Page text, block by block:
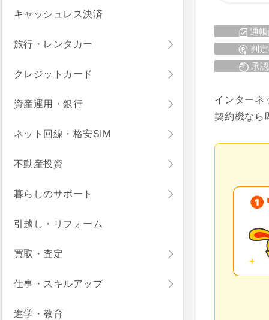
通
判
承
インターネ
契約機なら
キャッシュレス決済
旅行・レンタカー
クレジットカード
資産運用・銀行
ネット回線・格安SIM
不動産投資
暮らしのサポート
引越し・リフォーム
買取・査定
仕事・スキルアップ
進学・教育